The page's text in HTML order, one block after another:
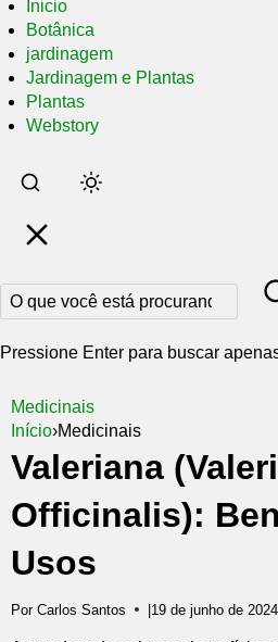
Inicio
Botânica
jardinagem
Jardinagem e Plantas
Plantas
Webstory
Pular
para
conteúdo
principal
Pressione Enter para buscar
Medicinais
Início›Medicinais
Valeriana
Officinalis):
Usos
Por Carlos Santos |19 de junho de 2024